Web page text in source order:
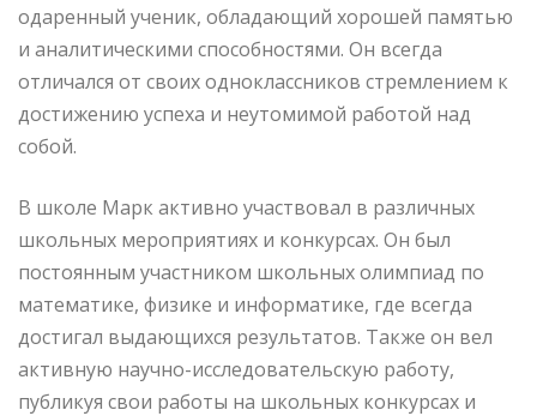
одаренный ученик, обладающий хорошей памятью
и аналитическими способностями. Он всегда
отличался от своих одноклассников стремлением к
достижению успеха и неутомимой работой над
собой.
В школе Марк активно участвовал в различных
школьных мероприятиях и конкурсах. Он был
постоянным участником школьных олимпиад по
математике, физике и информатике, где всегда
достигал выдающихся результатов. Также он вел
активную научно-исследовательскую работу,
публикуя свои работы на школьных конкурсах и